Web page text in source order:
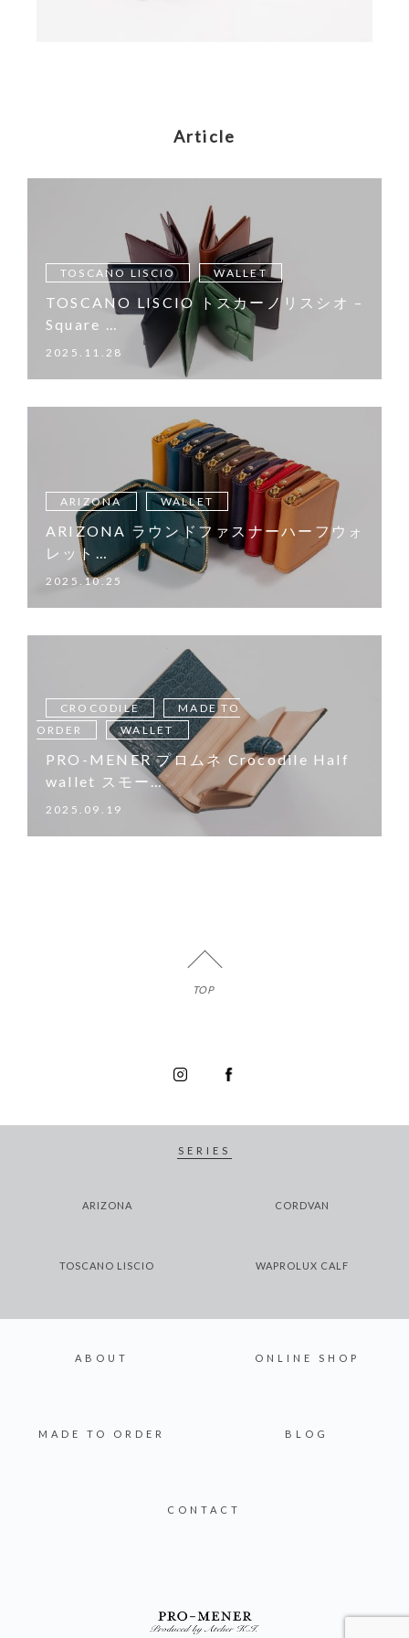
Article
TOSCANO LISCIO WALLET
TOSCANO LISCIO トスカーノリスシオ –
Square …
2025.11.28
ARIZONA WALLET
ARIZONA ラウンドファスナーハーフウォ
レット…
2025.10.25
CROCODILE
MADE TO
ORDER
WALLET
PRO-MENER プロムネ Crocodile Half
wallet スモー…
2025.09.19
TOP
SERIES
ARIZONA CORDVAN
TOSCANO LISCIO WAPROLUX CALF
ABOUT ONLINE SHOP
MADE TO ORDER BLOG
CONTACT